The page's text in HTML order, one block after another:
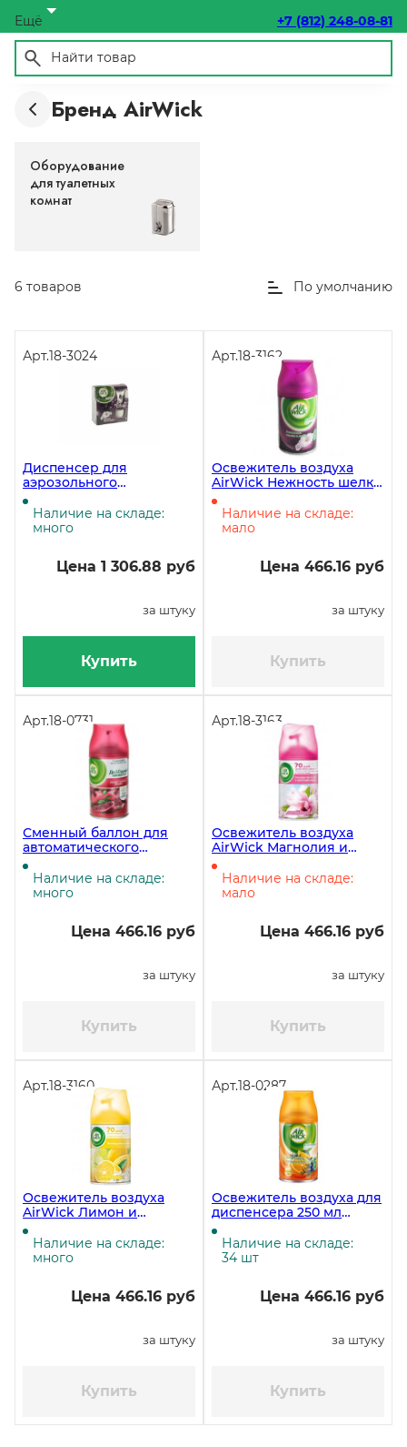
Ещё +7 (812) 248-08-81
Бренд AirWick
Оборудование
для туалетных
комнат
6 товаров По умолчанию
Арт.18-3024
Диспенсер для
аэрозольного
освежителя воздуха
AirWick Freshmatic
светло-бежевый пластик
Наличие на складе:
много
Цена 1 306.88 руб
за штуку
Купить
Арт.18-3162
Освежитель воздуха
AirWick Нежность шелка
и лилии для диспенсера,
250 мл, спрей
Наличие на складе:
мало
Цена 466.16 руб
за штуку
Купить
Арт.18-0731
Сменный баллон для
автоматического
освежителя AirWick
Дикий гранат, 250 мл
Наличие на складе:
много
Цена 466.16 руб
за штуку
Купить
Арт.18-3163
Освежитель воздуха
AirWick Магнолия и
Вишня для диспенсера,
250 мл
Наличие на складе:
мало
Цена 466.16 руб
за штуку
Купить
Арт.18-3160
Освежитель воздуха
AirWick Лимон и
женьшень для
диспенсера, 250 мл,
спрей
Наличие на складе:
много
Цена 466.16 руб
за штуку
Купить
Арт.18-0287
Освежитель воздуха для
диспенсера 250 мл
AirWick Антитабак
Апельсин и Бергамот
спрей
Наличие на складе:
34 шт
Цена 466.16 руб
за штуку
Купить